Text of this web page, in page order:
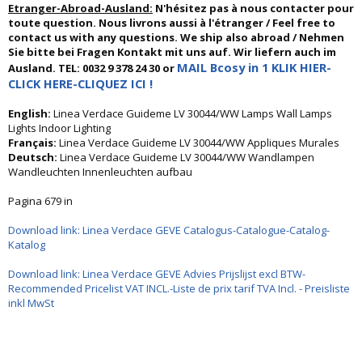
Etranger-Abroad-Ausland: N'hésitez pas à nous contacter pour
toute question. Nous livrons aussi à l'étranger / Feel free to
contact us with any questions. We ship also abroad / Nehmen
Sie bitte bei Fragen Kontakt mit uns auf. Wir liefern auch im
Ausland. TEL: 0032 9 378 24 30 or MAIL Bcosy in 1 KLIK HIER-
CLICK HERE-CLIQUEZ ICI !
English: Linea Verdace Guideme LV 30044/WW Lamps Wall Lamps
Lights Indoor Lighting
Français: Linea Verdace Guideme LV 30044/WW Appliques Murales
Deutsch: Linea Verdace Guideme LV 30044/WW Wandlampen
Wandleuchten Innenleuchten aufbau
Pagina 679 in
Download link: Linea Verdace GEVE Catalogus-Catalogue-Catalog-
Katalog
Download link: Linea Verdace GEVE Advies Prijslijst excl BTW-
Recommended Pricelist VAT INCL.-Liste de prix tarif TVA Incl. - Preisliste
inkl MwSt